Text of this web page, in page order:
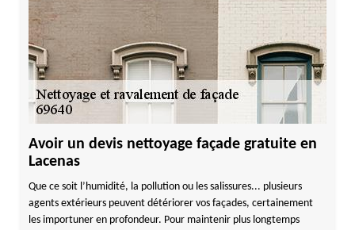
Avoir un devis nettoyage façade gratuite en
Lacenas
Que ce soit l’humidité, la pollution ou les salissures... plusieurs
agents extérieurs peuvent détériorer vos façades, certainement
les importuner en profondeur. Pour maintenir plus longtemps